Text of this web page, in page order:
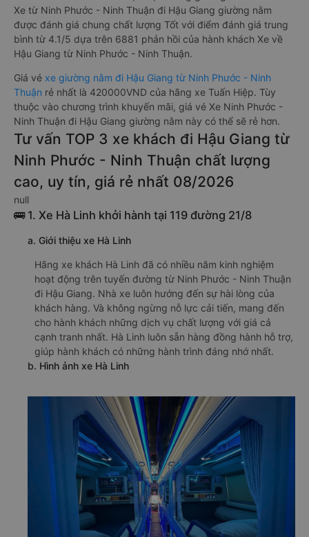
Xe từ Ninh Phước - Ninh Thuận đi Hậu Giang giường nằm
được đánh giá chung chất lượng Tốt với điểm đánh giá trung
bình từ 4.1/5 dựa trên 6881 phản hồi của hành khách Xe về
Hậu Giang từ Ninh Phước - Ninh Thuận.
Giá vé xe giường nằm đi Hậu Giang từ Ninh Phước - Ninh
Thuận rẻ nhất là 420000VND của hãng xe Tuấn Hiệp. Tùy
thuộc vào chương trình khuyến mãi, giá vé Xe Ninh Phước -
Ninh Thuận đi Hậu Giang giường nằm này có thể sẽ rẻ hơn.
Tư vấn TOP 3 xe khách đi Hậu Giang từ
Ninh Phước - Ninh Thuận chất lượng
cao, uy tín, giá rẻ nhất 08/2026
null
🚌 1. Xe Hà Linh khởi hành tại 119 đường 21/8
a. Giới thiệu xe Hà Linh
Hãng xe khách Hà Linh đã có nhiều năm kinh nghiệm
hoạt động trên tuyến đường từ Ninh Phước - Ninh Thuận
đi Hậu Giang. Nhà xe luôn hướng đến sự hài lòng của
khách hàng. Và không ngừng nỗ lực cải tiến, mang đến
cho hành khách những dịch vụ chất lượng với giá cả
cạnh tranh nhất. Hà Linh luôn sẵn hàng đồng hành hỗ trợ,
giúp hành khách có những hành trình đáng nhớ nhất.
b. Hình ảnh xe Hà Linh